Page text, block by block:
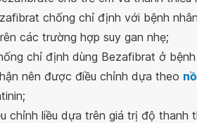
chống chỉ định với bệnh
các trường hợp suy gan nhẹ;
chỉ định dùng Bezafibrat ở
nên được điều chỉnh dựa theo
chỉnh liều dựa trên giá trị độ thanh